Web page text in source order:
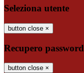
Seleziona utente
button close ×
Recupero password
button close ×